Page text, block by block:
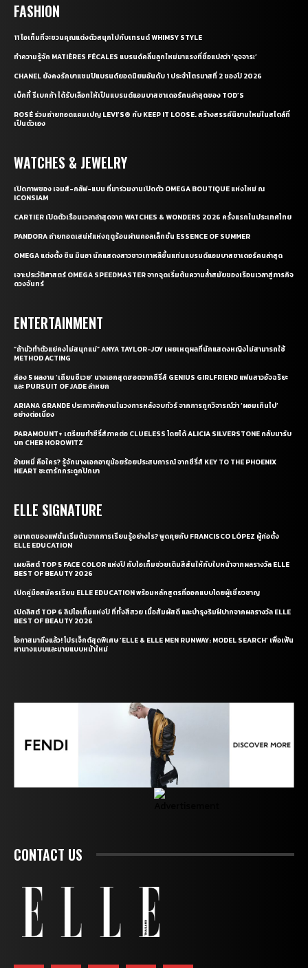
FASHION
11 ไอเท็มที่จะชวนคุณแต่งตัวสนุกไปกับเทรนด์ WHIMSY STYLE
ทำความรู้จัก MATIÈRES FÉCALES แบรนด์คลื่นลูกใหม่มาแรงที่ชื่อแปลว่า ‘อุจจาระ’
CHANEL ยังคงรักษาแชมป์แบรนด์ยอดนิยมอันดับ 1 ประจำไตรมาสที่ 2 ของปี 2026
เบ็คกี้ รีเบคก้า ได้รับเลือกให้เป็นแบรนด์แอมบาสซาเดอร์คนล่าสุดของ TOD’S
ROSÉ ร่วมถ่ายทอดแคมเปญ LEVI’S® กับ KEEP IT LOOSE. สร้างสรรค์นิยามใหม่ในสไตล์ที่
เป็นตัวเอง
WATCHES & JEWELRY
เปิดภาพของ เจมส์-กลัฟ-แบม ที่มาร่วมงานเปิดตัว OMEGA BOUTIQUE แห่งใหม่ ณ
ICONSIAM
CARTIER เปิดตัวเรือนเวลาล่าสุดจาก WATCHES & WONDERS 2026 ครั้งแรกในประเทศไทย
PANDORA ถ่ายทอดเสน่ห์แห่งฤดูร้อนผ่านคอลเล็กชั่น ESSENCE OF SUMMER
OMEGA แต่งตั้ง ชิน มินอา นักแสดงสาวชาวเกาหลีขึ้นแท่นแบรนด์แอมบาสซาเดอร์คนล่าสุด
เจาะประวัติศาสตร์ OMEGA SPEEDMASTER จากจุดเริ่มต้นความล้ำสมัยของเรือนเวลาสู่ภารกิจ
ดวงจันทร์
ENTERTAINMENT
“ถ้ามัวทำตัวแย่คงไม่สนุกแน่” ANYA TAYLOR-JOY เผยเหตุผลที่นักแสดงหญิงไม่สามารถใช้
METHOD ACTING
ส่อง 5 ผลงาน ‘เถียนซีเวย’ นางเอกสุดฮอตจากซีรี่ส์ GENIUS GIRLFRIEND แฟนสาวอัจฉริยะ
และ PURSUIT OF JADE ล่าหยก
ARIANA GRANDE ประกาศพักงานในวงการหลังจบทัวร์ จากการถูกวิจารณ์ว่า ‘ผอมเกินไป’
อย่างต่อเนื่อง
PARAMOUNT+ เตรียมทำซีรี่ส์ภาคต่อ CLUELESS โดยได้ ALICIA SILVERSTONE กลับมารับ
บท CHER HOROWITZ
อ้ายหมี่ คือใคร? รู้จักนางเอกอายุน้อยร้อยประสบการณ์ จากซีรี่ส์ KEY TO THE PHOENIX
HEART ชะตารักกระดูกปักษา
ELLE SIGNATURE
อนาคตของแฟชั่นเริ่มต้นจากการเรียนรู้อย่างไร? พูดคุยกับ FRANCISCO LÓPEZ ผู้ก่อตั้ง
ELLE EDUCATION
เผยลิสต์ TOP 5 FACE COLOR แห่งปี กับไอเท็มช่วยเติมสีสันให้กับใบหน้าจากผลรางวัล ELLE
BEST OF BEAUTY 2026
เปิดคู่มือสมัครเรียน ELLE EDUCATION พร้อมหลักสูตรที่ออกแบบโดยผู้เชี่ยวชาญ
เปิดลิสต์ TOP 6 ลิปไอเท็มแห่งปี ที่ทั้งสีสวย เนื้อสัมผัสดี และบำรุงริมฝีปากจากผลรางวัล ELLE
BEST OF BEAUTY 2026
โอกาสมาถึงแล้ว! โปรเจ็กต์สุดพิเศษ ‘ELLE & ELLE MEN RUNWAY: MODEL SEARCH’ เพื่อเฟ้น
หานางแบบและนายแบบหน้าใหม่
CONTACT US